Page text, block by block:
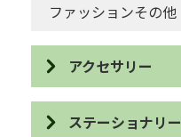
ファッションその他
アクセサリー
ピアス
ステーショナリー